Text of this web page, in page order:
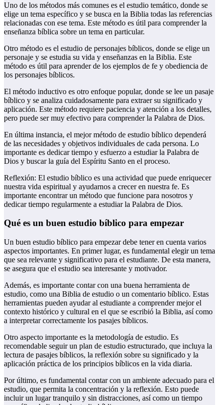
Uno de los métodos más comunes es el estudio temático, donde se
elige un tema específico y se busca en la Biblia todas las referencias
relacionadas con ese tema. Este método es útil para comprender la
enseñanza bíblica sobre un tema en particular.
Otro método es el estudio de personajes bíblicos, donde se elige un
personaje y se estudia su vida y enseñanzas en la Biblia. Este
método es útil para aprender de los ejemplos de fe y obediencia de
los personajes bíblicos.
El método inductivo es otro enfoque popular, donde se lee un pasaje
bíblico y se analiza cuidadosamente para extraer su significado y
aplicación. Este método requiere paciencia y atención a los detalles,
pero puede ser muy efectivo para comprender la Palabra de Dios.
En última instancia, el mejor método de estudio bíblico dependerá
de las necesidades y objetivos individuales de cada persona. Lo
importante es dedicar tiempo y esfuerzo a estudiar la Palabra de
Dios y buscar la guía del Espíritu Santo en el proceso.
Reflexión: El estudio bíblico es una actividad que puede enriquecer
nuestra vida espiritual y ayudarnos a crecer en nuestra fe. Es
importante encontrar un método que funcione para nosotros y
dedicar tiempo regularmente a estudiar la Palabra de Dios.
Qué es un buen estudio bíblico para empezar
Un buen estudio bíblico para empezar debe tener en cuenta varios
aspectos importantes. En primer lugar, es fundamental elegir un tema
que sea relevante y significativo para el estudiante. De esta manera,
se asegura que el estudio sea interesante y motivador.
Además, es importante contar con una buena herramienta de
estudio, como una Biblia de estudio o un comentario bíblico. Estas
herramientas pueden ayudar al estudiante a comprender mejor el
contexto histórico y cultural en el que se escribió la Biblia, así como
a interpretar correctamente los pasajes bíblicos.
Otro aspecto importante es la metodología de estudio. Es
recomendable seguir un plan de estudio estructurado, que incluya la
lectura de pasajes bíblicos, la reflexión sobre su significado y la
aplicación práctica de los principios bíblicos en la vida diaria.
Por último, es fundamental contar con un ambiente adecuado para el
estudio, que permita la concentración y la reflexión. Esto puede
incluir un lugar tranquilo y sin distracciones, así como un tiempo